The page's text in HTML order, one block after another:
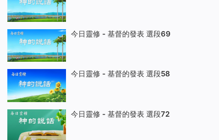
今日靈修 - 基督的發表 選段69
今日靈修 - 基督的發表 選段58
今日靈修 - 基督的發表 選段72